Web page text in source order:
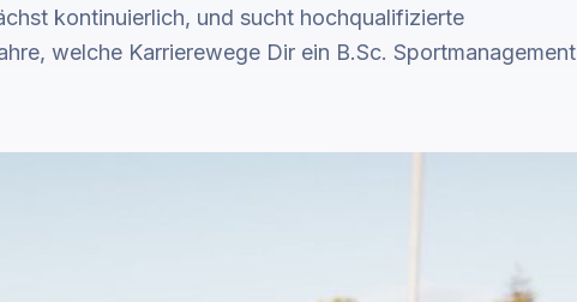
kontinuierlich, und sucht hochqualifizierte
welche Karrierewege Dir ein B.Sc. Sportmanagement